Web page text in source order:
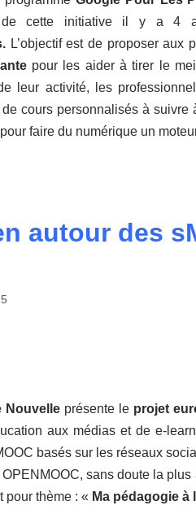
de cette initiative il y a 4
L’objectif est de proposer aux
pour les aider à tirer le
leur activité, les
cours personnalisés à
faire du numérique un
autour des
Nouvelle présente le projet
aux médias et de e-
basés sur les réseaux
sans doute la
pour thème : « Ma pédagogie à